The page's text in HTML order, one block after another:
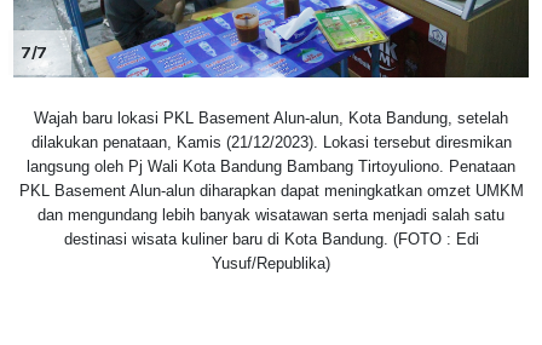
7/7
Wajah baru lokasi PKL Basement Alun-alun, Kota Bandung, setelah
dilakukan penataan, Kamis (21/12/2023). Lokasi tersebut diresmikan
langsung oleh Pj Wali Kota Bandung Bambang Tirtoyuliono. Penataan
PKL Basement Alun-alun diharapkan dapat meningkatkan omzet UMKM
dan mengundang lebih banyak wisatawan serta menjadi salah satu
destinasi wisata kuliner baru di Kota Bandung. (FOTO : Edi
Yusuf/Republika)